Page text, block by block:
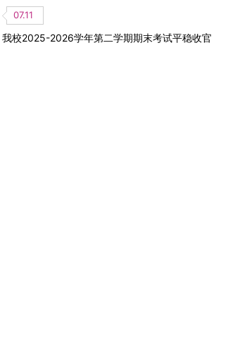
07.11
我校2025-2026学年第二学期期末考试平稳收官